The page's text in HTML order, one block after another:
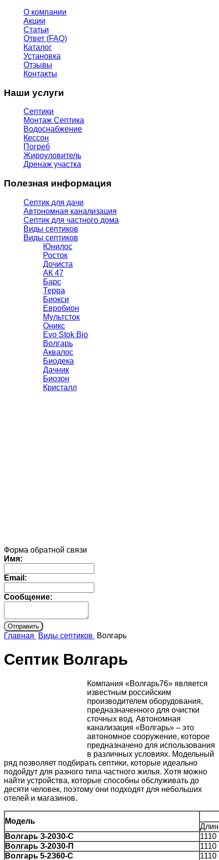
О компании
Акции
Статьи
Ответ (FAQ)
Каталог
Установка
Отзывы
Контакты
Наши услуги
Септики
Монтаж Септика
Водоснабжение
Кессон
Погреб
Жироуловитель
Дренаж участка
Полезная информация
Септик для дачи
Автономная канализация
Септик для частного дома
Виды септиков
Виды септиков
Юнилос
Росток
Дочиста
АК 47
Барс
Терра
Биокси
Евробион
Мультсток
Оникс
Evo Stok Bio
Волгарь
Аквалос
Биодека
Дачник
Биозон
Кристалл
Форма обратной связи
Имя:
Email:
Сообщение:
Главная Виды септиков Волгарь
Септик Волгарь
Компания «Волгарь76» является
известным российским
производителем оборудования,
предназначенного для очистки
сточных вод. Автономная
канализация «Волгарь» – это
автономное сооружение, которое
предназначено для использования
в различных условиях. Модельный
ряд позволяет подбирать септики, которые идеально
подойдут для разного типа частного жилья. Хотя можно
найти устройства, которые способны обслуживать до
десяти человек, поэтому они подходят для небольших
отелей и магазинов.
Модель
Boлгapь З-20З0-C
1110
Boлгapь З-20З0-П
1110
Boлгapь 5-2З60-C
1110